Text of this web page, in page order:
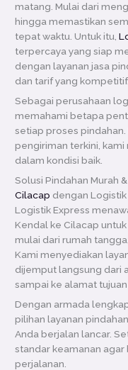
matang. Mulai dari
hingga memastikan
tepat waktu. Untuk itu,
terpercaya yang siap
dengan layanan jasa
dan tarif yang kompetitif.
Sebagai perusahaan
memahami betapa
setiap proses
pengiriman terkini,
dalam kondisi baik.
Solusi Pindahan Murah
Cilacap dengan Logistik
Logistik Express
Kendal ke Cilacap
mulai dari rumah
Kami menyediakan
dijemput langsung dari
sampai ke alamat
Dengan armada
pilihan layanan
Anda berjalan lancar.
standar keamanan
perjalanan.